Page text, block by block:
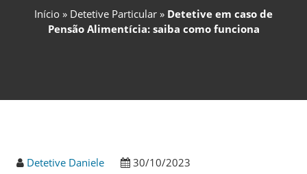
Início » Detetive Particular » Detetive em caso de
Pensão Alimentícia: saiba como funciona
Detetive Daniele
30/10/2023